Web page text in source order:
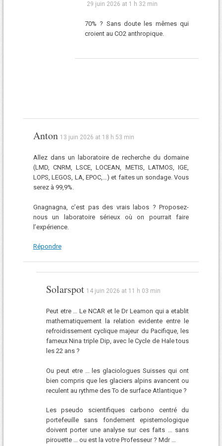
29 juin 2026 at 1 h 32 min
70% ? Sans doute les mêmes qui
croient au CO2 anthropique.
Anton 13 juin 2026 at 18 h 53 min
Allez dans un laboratoire de recherche du domaine
(LMD, CNRM, LSCE, LOCEAN, METIS, LATMOS, IGE,
LOPS, LEGOS, LA, EPOC,…) et faites un sondage. Vous
serez à 99,9%.
Gnagnagna, c’est pas des vrais labos ? Proposez-
nous un laboratoire sérieux où on pourrait faire
l’expérience.
Répondre
Solarspot 14 juin 2026 at 11 h 03 min
Peut etre … Le NCAR et le Dr Leamon qui a etablit
mathematiquement la relation evidente entre le
refroidissement cyclique majeur du Pacifique, les
fameux Nina triple Dip, avec le Cycle de Hale tous
les 22 ans ?
Ou peut etre … les glaciologues Suisses qui ont
bien compris que les glaciers alpins avancent ou
reculent au rythme des To de surface Atlantique ?
Les pseudo scientifiques carbono centré du
portefeuille sans fondement epistemologique
doivent porter une analyse sur ces faits … sans
pirouette … ou est la votre Professeur ? Mdr …